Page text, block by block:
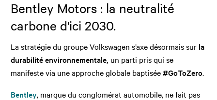
Bentley Motors : la neutralité
carbone d'ici 2030.
La stratégie du groupe Volkswagen s’axe désormais sur la
durabilité environnementale, un parti pris qui se
manifeste via une approche globale baptisée#GoToZero.
Bentley, marque du conglomérat automobile, ne fait pas